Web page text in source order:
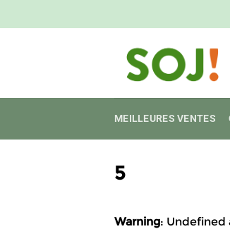
au
MEILLEURES VENTES
5
Warning: Undefined